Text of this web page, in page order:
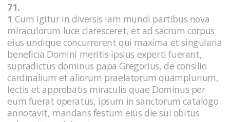
71.
1 Cum igitur in diversis iam mundi partibus nova
miraculorum luce claresceret, et ad sacrum corpus
eius undique concurrerent qui maxima et singularia
beneficia Domini meritis ipsius experti fuerant,
supradictus dominus papa Gregorius, de consilio
cardinalium et aliorum praelatorum quamplurium,
lectis et approbatis miraculis quae Dominus per
eum fuerat operatus, ipsum in sanctorum catalogo
annotavit, mandans festum eius die sui obitus